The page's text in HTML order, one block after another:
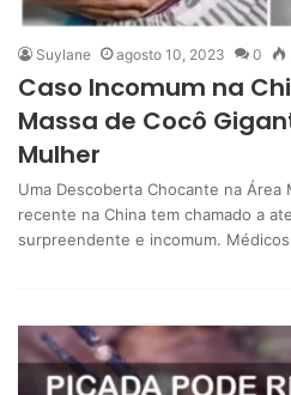
Suylane agosto 10, 2023 0
Caso Incomum na
Massa de Cocô
Mulher
Uma Descoberta Chocante na Área
recente na China tem chamado a
surpreendente e incomum.